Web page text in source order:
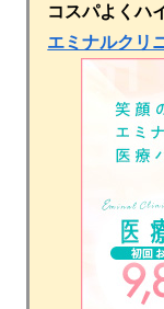
コスパよくハ
エミナルクリ